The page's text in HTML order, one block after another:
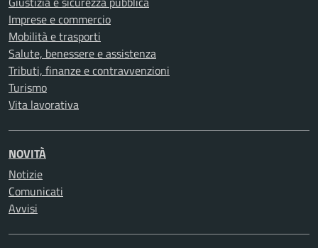
Imprese e commercio
Mobilità e trasporti
Salute, benessere e assistenza
Tributi, finanze e contravvenzioni
Turismo
Vita lavorativa
NOVITÀ
Notizie
Comunicati
Avvisi